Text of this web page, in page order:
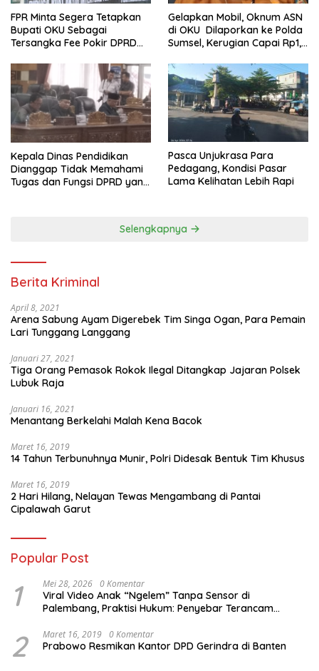
FPR Minta Segera Tetapkan
Bupati OKU Sebagai
Tersangka Fee Pokir DPRD
Gelapkan Mobil, Oknum ASN
di OKU Dilaporkan ke Polda
Sumsel, Kerugian Capai Rp1,2
Kepala Dinas Pendidikan
Dianggap Tidak Memahami
Tugas dan Fungsi DPRD yang
Pasca Unjukrasa Para
Pedagang, Kondisi Pasar
Lama Kelihatan Lebih Rapi
Selengkapnya
Berita Kriminal
April 8, 2021
Arena Sabung Ayam Digerebek Tim Singa Ogan, Para Pemain
Lari Tunggang Langgang
Januari 27, 2021
Tiga Orang Pemasok Rokok Ilegal Ditangkap Jajaran Polsek
Lubuk Raja
Januari 16, 2021
Menantang Berkelahi Malah Kena Bacok
Maret 16, 2019
14 Tahun Terbunuhnya Munir, Polri Didesak Bentuk Tim Khusus
Maret 16, 2019
2 Hari Hilang, Nelayan Tewas Mengambang di Pantai
Cipalawah Garut
Popular Post
1 Mei 28, 2026 0 Komentar
Viral Video Anak “Ngelem” Tanpa Sensor di
Palembang, Praktisi Hukum: Penyebar Terancam
2 Maret 16, 2019 0 Komentar
Prabowo Resmikan Kantor DPD Gerindra di Banten